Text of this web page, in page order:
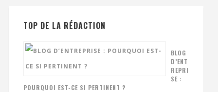
TOP DE LA RÉDACTION
BLOG
D’ENT
REPRI
SE :
POURQUOI EST-CE SI PERTINENT ?